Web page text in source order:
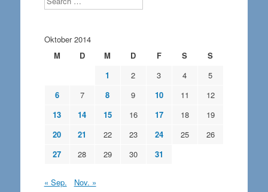
Oktober 2014
M
D M D F S
S
1
2 3 4
5
6
7 8 9 10 11
12
13
14 15 16 17 18
19
20
21 22 23 24 25
26
27
28 29 30 31
« Sep. Nov. »